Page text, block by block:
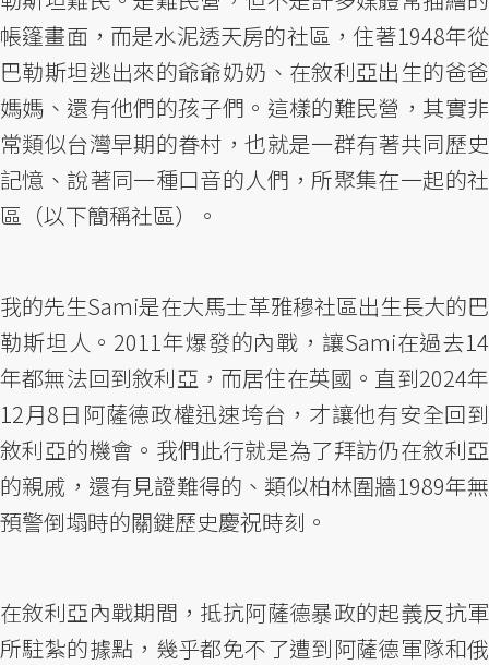
帳篷畫面，而是水泥透天房的社區，住著1948年從
巴勒斯坦逃出來的爺爺奶奶、在敘利亞出生的爸爸
媽媽、還有他們的孩子們。這樣的難民營，其實非
常類似台灣早期的眷村，也就是一群有著共同歷史
記憶、說著同一種口音的人們，所聚集在一起的社
區（以下簡稱社區）。
我的先生Sami是在大馬士革雅穆社區出生長大的巴
勒斯坦人。2011年爆發的內戰，讓Sami在過去14
年都無法回到敘利亞，而居住在英國。直到2024年
12月8日阿薩德政權迅速垮台，才讓他有安全回到
敘利亞的機會。我們此行就是為了拜訪仍在敘利亞
的親戚，還有見證難得的、類似柏林圍牆1989年無
預警倒塌時的關鍵歷史慶祝時刻。
在敘利亞內戰期間，抵抗阿薩德暴政的起義反抗軍
所駐紮的據點，幾乎都免不了遭到阿薩德軍隊和俄